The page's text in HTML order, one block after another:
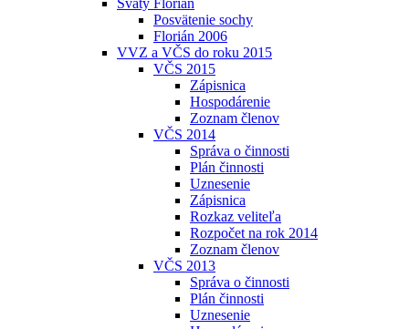
Svätý Florián
Posvätenie sochy
Florián 2006
VVZ a VČS do roku 2015
VČS 2015
Zápisnica
Hospodárenie
Zoznam členov
VČS 2014
Správa o činnosti
Plán činnosti
Uznesenie
Zápisnica
Rozkaz veliteľa
Rozpočet na rok 2014
Zoznam členov
VČS 2013
Správa o činnosti
Plán činnosti
Uznesenie